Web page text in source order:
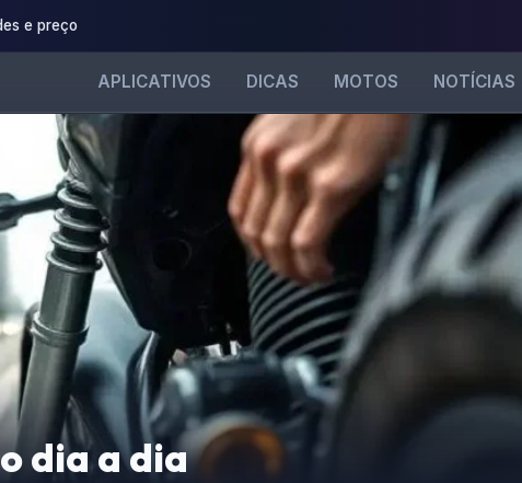
e preço
APLICATIVOS DICAS MOTOS NOTÍCIAS
dia a dia